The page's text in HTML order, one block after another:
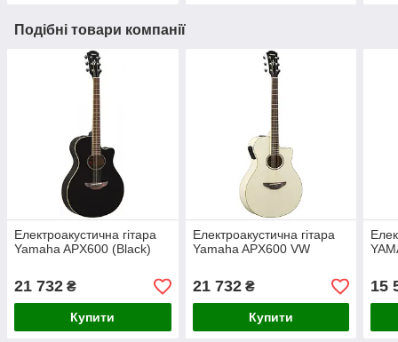
Подібні товари компанії
Електроакустична гітара
Yamaha APX600 (Black)
21 732 ₴
Купити
Електроакустична гітара
Yamaha APX600 VW
21 732₴
Купити
15